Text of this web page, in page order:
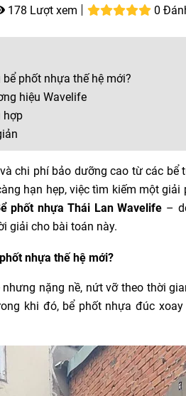
178 Lượt xem 0
phốt nhựa thế hệ mới?
hiệu Wavelife
hợp
chi phí bảo dưỡng cao từ các
hạn hẹp, việc tìm kiếm một
phốt nhựa Thái Lan Wavelife –
giải cho bài toán này.
nhựa thế hệ mới?
nặng nề, nứt vỡ theo thời
khi đó, bể phốt nhựa đúc